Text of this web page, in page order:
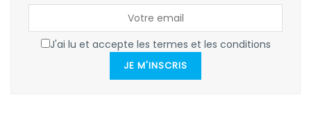
J'ai lu et accepte les termes et les conditions
JE M'INSCRIS